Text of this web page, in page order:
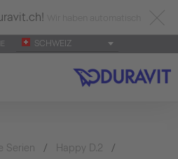
SCHWEIZ
Serien
Happy D.2